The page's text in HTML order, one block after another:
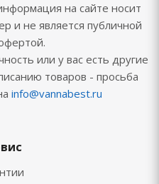
на сайте носит
и не является публичной
или у вас есть другие
товаров - просьба
info@vannabest.ru